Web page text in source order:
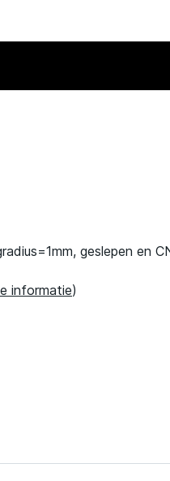
geslepen en
informatie)